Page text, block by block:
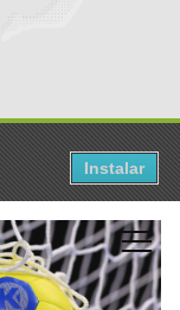
Instalar